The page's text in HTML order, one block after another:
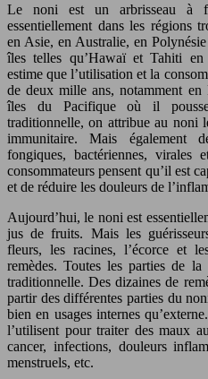
Le noni est un arbrisseau à
essentiellement dans les régions
en Asie, en Australie, en
îles telles qu’Hawaï et Tahiti
estime que l’utilisation et la
de deux mille ans, notamment en
îles du Pacifique où il
traditionnelle, on attribue au noni
immunitaire. Mais également
fongiques, bactériennes, virales
consommateurs pensent qu’il est
et de réduire les douleurs de
Aujourd’hui, le noni est
jus de fruits. Mais les
fleurs, les racines, l’écorce et
remèdes. Toutes les parties de
traditionnelle. Des dizaines de
partir des différentes parties du
bien en usages internes
l’utilisent pour traiter des maux
cancer, infections, douleurs
menstruels, etc.